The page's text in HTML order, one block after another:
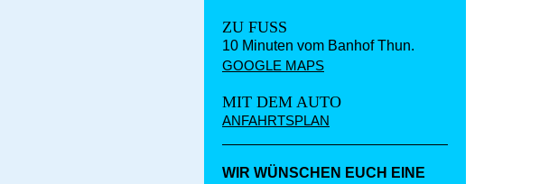
ZU FUSS
10 Minuten vom Banhof Thun.
GOOGLE MAPS
MIT DEM AUTO
ANFAHRTSPLAN
WIR WÜNSCHEN EUCH EINE